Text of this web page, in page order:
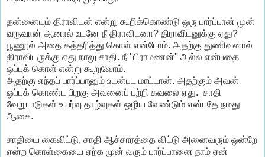
தன்னையும் திராவிடன் என்று கூறிக்கொண்டு ஒரு பார்ப்பான் முன்
வருவான் ஆனால் உடனே நீ திராவிடனா? திராவிடனுக்கு ஏது?
பூணூல் அதை கத்தரித்து கொள் என்போம். அதற்கு துணிவனால்
திராவிடருக்கு ஏது நாலு சாதி. நீ ''பிராமணன்'' அல்ல என்பதை
ஒப்புக் கொள் என்று கூறுவோம்.
அதற்கு எந்தப் பார்ப்பானும் உடன்பட மாட்டான். அதற்கும் அவன்
ஒப்புக் கொண்ட பிறகு அவனைப் பற்றி கவலை ஏது. சாதி
வேறுபாடுகள் உயர்வு தாழ்வுகள் ஒழிய வேண்டும் என்பதே நமது
ஆசை.
சாதியை கைவிட்டு, சாதி ஆச்சாரத்தை விட்டு அனைவரும் ஒன்றே
என்ற கொள்கையை ஏற்க முன் வரும் பார்ப்பானை நாம் ஏன்